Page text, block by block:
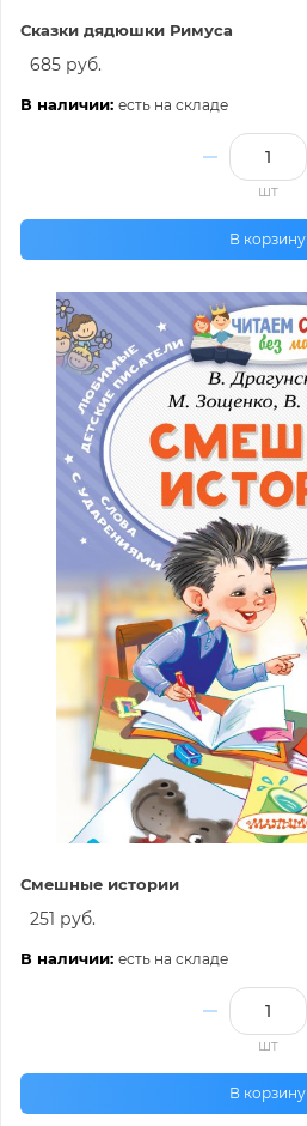
Сказки дядюшки Римуса
685 руб.
В наличии: есть на складе
шт
В корзину
Смешные истории
251 руб.
В наличии: есть на складе
шт
В корзину